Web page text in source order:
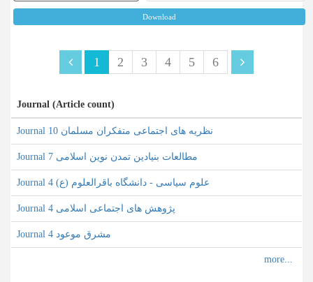
Download
1 2 3 4 5 6
Journal (Article count)
Journal نظریه های اجتماعی متفکران مسلمان 10
Journal مطالعات بنیادین تمدن نوین اسلامی 7
Journal علوم سیاسی - دانشگاه باقرالعلوم (ع) 4
Journal پژوهش های اجتماعی اسلامی 4
Journal مشرق موعود 4